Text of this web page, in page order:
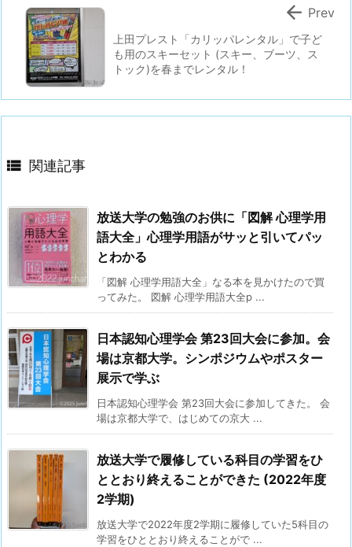
上田プレスト「カリッパレンタル」で子ど
も用のスキーセット (スキー、ブーツ、ス
トック)を春までレンタル！
 Prev
 関連記事
放送大学の勉強のお供に「図解 心理学用
語大全」心理学用語がサッと引いてパッ
とわかる
「図解 心理学用語大全」なる本を見かけたので買
ってみた。 図解 心理学用語大全p ...
日本認知心理学会 第23回大会に参加。会
場は京都大学。シンポジウムやポスター
展示で学ぶ
日本認知心理学会 第23回大会に参加してきた。 会
場は京都大学で、はじめての京大 ...
放送大学で履修している科目の学習をひ
ととおり終えることができた (2022年度
2学期)
放送大学で2022年度2学期に履修していた5科目の
学習をひととおり終えることがで ...